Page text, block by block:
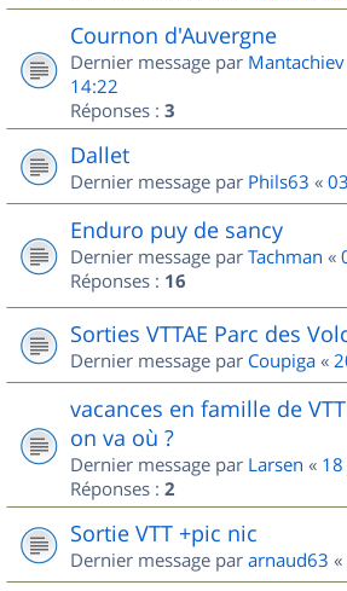
Cournon d'Auvergne
Dernier message par Mantachiev
14:22
Réponses : 3
Dallet
Dernier message par Phils63 «
Enduro puy de sancy
Dernier message par Tachman «
Réponses : 16
Sorties VTTAE Parc des
Dernier message par Coupiga «
vacances en famille de
on va où ?
Dernier message par Larsen «
Réponses : 2
Sortie VTT +pic nic
Dernier message par arnaud63 «